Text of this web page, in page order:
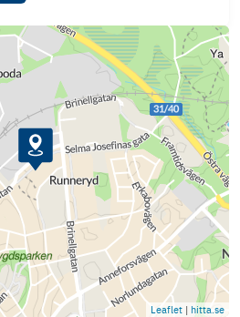
Leaflet | hitta.se